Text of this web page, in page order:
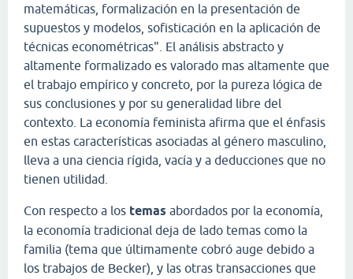
matemáticas, formalización en la presentación de
supuestos y modelos, sofisticación en la aplicación de
técnicas econométricas". El análisis abstracto y
altamente formalizado es valorado mas altamente que
el trabajo empírico y concreto, por la pureza lógica de
sus conclusiones y por su generalidad libre del
contexto. La economía feminista afirma que el énfasis
en estas características asociadas al género masculino,
lleva a una ciencia rígida, vacía y a deducciones que no
tienen utilidad.
Con respecto a los temas abordados por la economía,
la economía tradicional deja de lado temas como la
familia (tema que últimamente cobró auge debido a
los trabajos de Becker), y las otras transacciones que